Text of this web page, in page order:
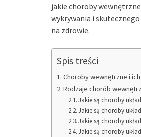
jakie choroby
wykrywania i
na zdrowie.
Spis treści
Choroby wewnętrzne i
Rodzaje chorób
Jakie są choroby
Jakie są choroby
Jakie są choroby
Jakie są choroby